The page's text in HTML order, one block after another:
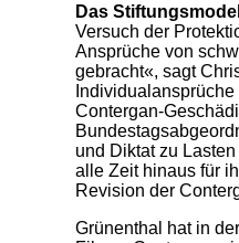
Das
Versuch der
Ansprüche von
gebracht«, sagt
Contergan-
und Diktat zu
alle Zeit hinaus für
Revision der
Grünenthal hat in